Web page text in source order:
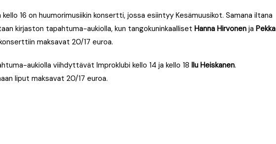
kello 16 on huumorimusiikin konsertti, jossa esiintyy Kesämuusikot. Samana iltana
kirjaston tapahtuma-aukiolla, kun tangokuninkaalliset Hanna Hirvonen ja Pekka
maksavat 20/17 euroa.
aukiolla viihdyttävät Improklubi kello 14 ja kello 18 Ilu Heiskanen.
liput maksavat 20/17 euroa.